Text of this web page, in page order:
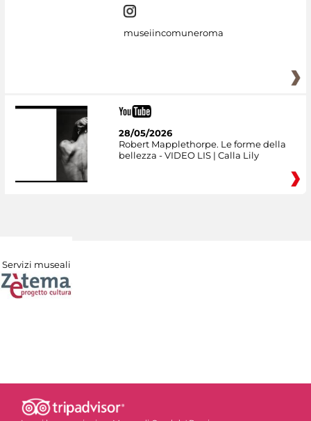
museiincomuneroma
28/05/2026
Robert Mapplethorpe. Le forme della
bellezza - VIDEO LIS | Calla Lily
Servizi museali